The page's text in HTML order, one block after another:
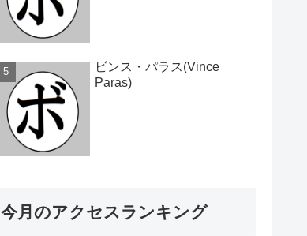
ビンス・パラス(Vince
Paras)
今月のアクセスランキング